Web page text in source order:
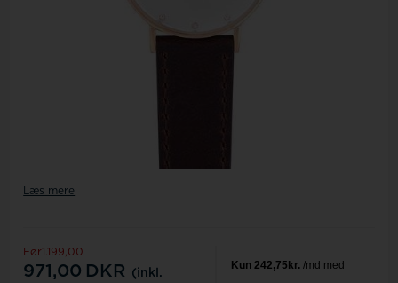
Læs mere
Før1.199,00
971,00 DKR
(inkl.